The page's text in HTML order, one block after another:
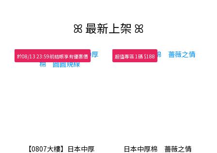
ꕤ 最新上架 ꕤ
於08/13 23:59前結帳享有優惠價
【0807大樓】日本中厚
超值專區 1碼 $188
日本中厚棉 薔薇之情